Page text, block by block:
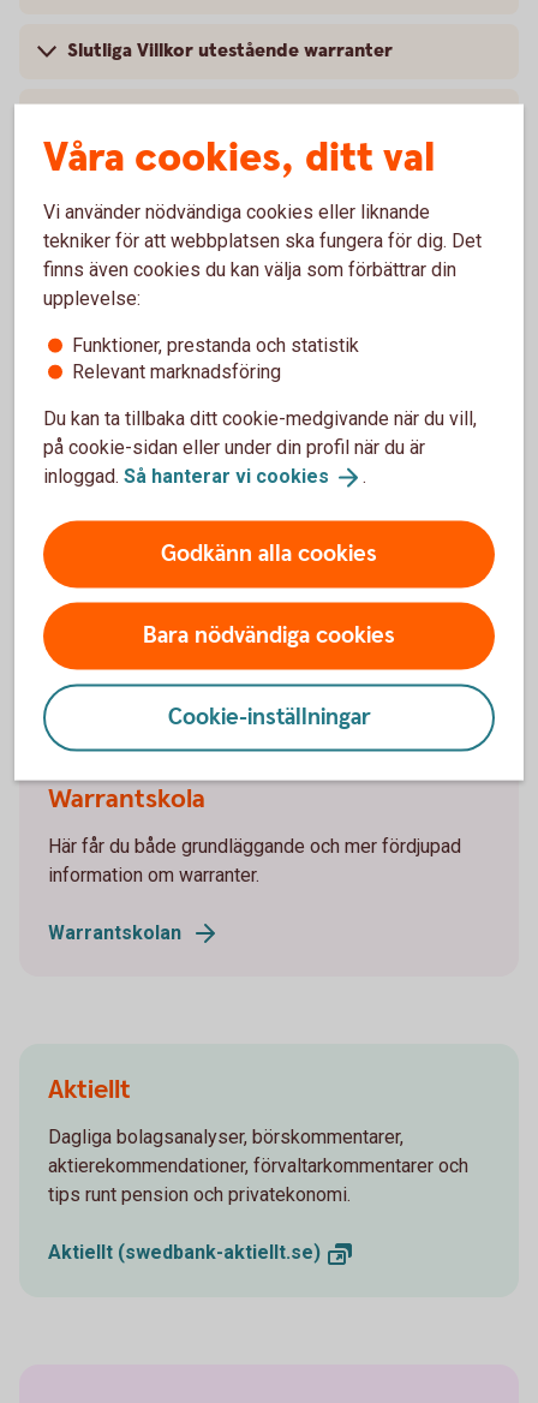
Slutliga Villkor utestående warranter
Kontakta oss
Mer information
LEI – Legal Entity Identifier
Handlar ert företag med värdepapper eller andra
finansiella instrument?
Registrera
Warrantskola
Här får du både grundläggande och mer fördjupad
information om warranter.
Warrantskolan
Aktiellt
Dagliga bolagsanalyser, börskommentarer,
aktierekommendationer, förvaltarkommentarer och
tips runt pension och privatekonomi.
Aktiellt (swedbank-aktiellt.se)
Våra cookies, ditt val
Vi använder nödvändiga cookies eller liknande
tekniker för att webbplatsen ska fungera för dig. Det
finns även cookies du kan välja som förbättrar din
upplevelse:
Funktioner, prestanda och statistik
Relevant marknadsföring
Du kan ta tillbaka ditt cookie-medgivande när du vill,
på cookie-sidan eller under din profil när du är
inloggad. Så hanterar vi cookies .
Godkänn alla cookies
Bara nödvändiga cookies
Cookie-inställningar